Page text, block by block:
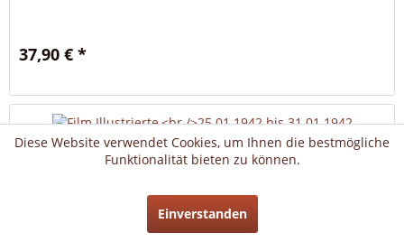
37,90 € *
Diese Website verwendet Cookies, um Ihnen die bestmögliche
Funktionalität bieten zu können.
Einverstanden